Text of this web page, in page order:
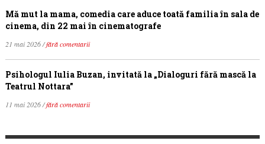
Mă mut la mama, comedia care aduce toată familia în sala de
cinema, din 22 mai în cinematografe
21 mai 2026 /fără comentarii
Psihologul Iulia Buzan, invitată la „Dialoguri fără mască la
Teatrul Nottara”
11 mai 2026 /fără comentarii